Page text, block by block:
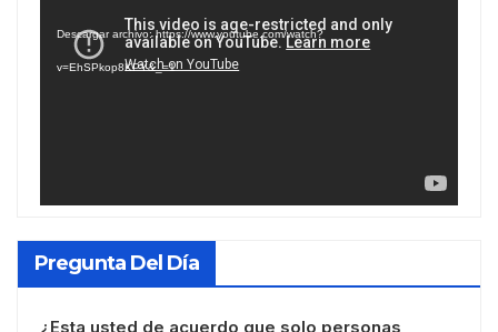
vídeo
Descargar archivo: https://www.youtube.com/watch?
v=EhSPkop8KPY&_=1
Pregunta Del Día
¿Esta usted de acuerdo que solo personas